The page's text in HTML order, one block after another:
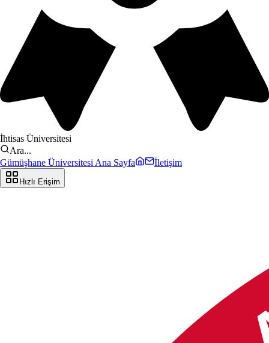
İhtisas Üniversitesi
Ara...
Gümüşhane Üniversitesi Ana Sayfa
İletişim
Hızlı Erişim